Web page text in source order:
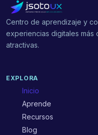
Centro de aprendizaje y
experiencias digitales más
atractivas.
EXPLORA
Inicio
Aprende
Recursos
Blog